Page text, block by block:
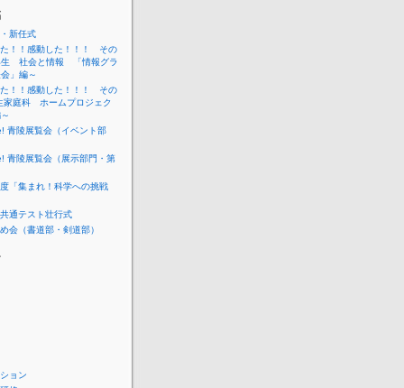
新任式
！！感動した！！！ その
社会と情報 「情報グラ
」編～
！！感動した！！！ その
家庭科 ホームプロジェク
青陵展覧会（イベント部
青陵展覧会（展示部門・第
「集まれ！科学への挑戦
通テスト壮行式
会（書道部・剣道部）
ョン